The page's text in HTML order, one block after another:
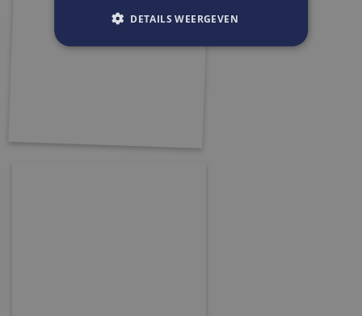
DETAILS WEERGEVEN